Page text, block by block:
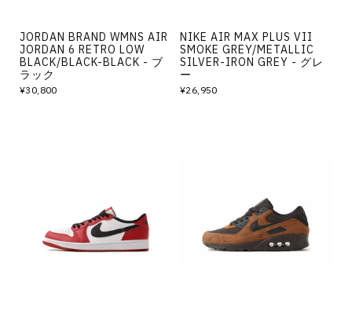
JORDAN BRAND WMNS AIR
JORDAN 6 RETRO LOW
BLACK/BLACK-BLACK - ブ
ラック
¥30,800
NIKE AIR MAX PLUS VII
SMOKE GREY/METALLIC
SILVER-IRON GREY - グレ
ー
¥26,950